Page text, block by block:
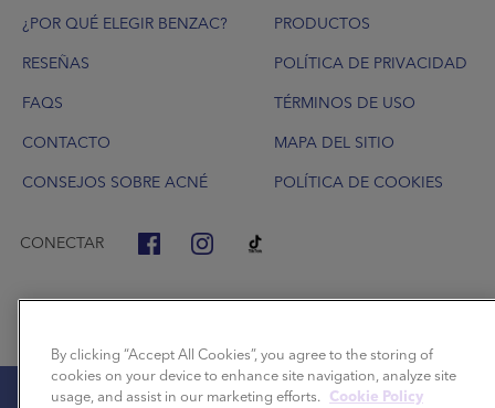
Footer
¿POR QUÉ ELEGIR BENZAC?
RESEÑAS
FAQS
CONTACTO
CONSEJOS SOBRE ACNÉ
PRODUCTOS
POLÍTICA DE PRIVACIDAD
TÉRMINOS DE USO
MAPA DEL SITIO
POLÍTICA DE COOKIES
CONECTAR
By clicking “Accept All Cookies”, you agree to the storing of
cookies on your device to enhance site navigation, analyze site
usage, and assist in our marketing efforts. Cookie Policy